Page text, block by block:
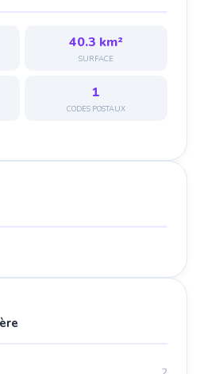
40.3 km²
SURFACE
1
CODES POSTAUX